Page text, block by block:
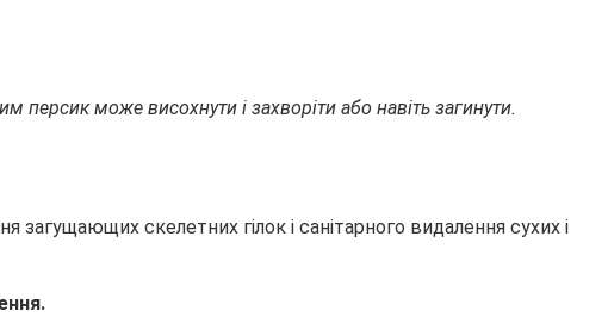
може висохнути і захворіти або навіть загинути.
загущающих скелетних гілок і санітарного видалення сухих і